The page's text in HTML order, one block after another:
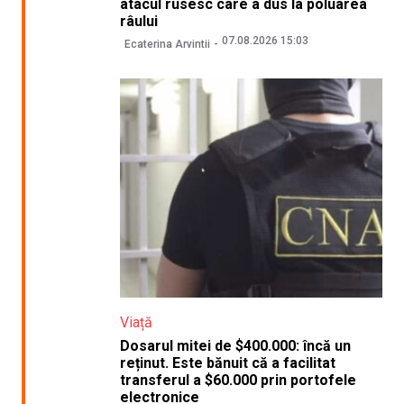
atacul rusesc care a dus la poluarea
râului
Ecaterina Arvintii 07.08.2026 15:03
Viață
Dosarul mitei de $400.000: încă un
reținut. Este bănuit că a facilitat
transferul a $60.000 prin portofele
electronice